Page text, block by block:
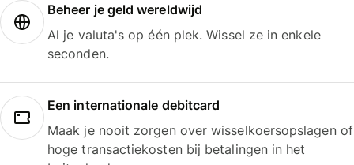
Beheer je geld wereldwijd
Al je valuta's op één plek. Wissel ze in enkele
seconden.
Een internationale debitcard
Maak je nooit zorgen over wisselkoersopslagen of
hoge transactiekosten bij betalingen in het